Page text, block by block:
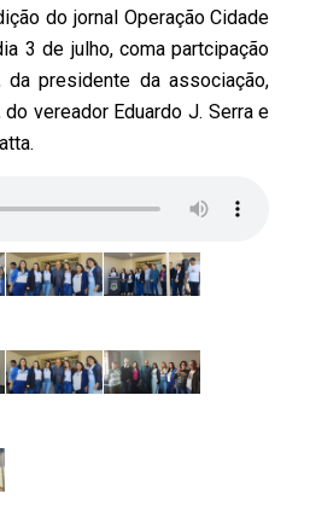
do jornal Operação Cidade
3 de julho, coma partcipação
da presidente da associação,
vereador Eduardo J. Serra e